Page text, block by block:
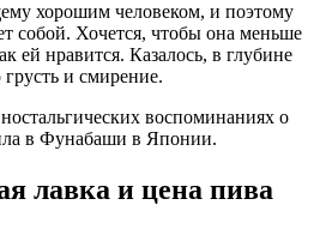
хорошим человеком, и поэтому
собой. Хочется, чтобы она меньше
ей нравится. Казалось, в глубине
грусть и смирение.
воспоминаниях о
в Фунабаши в Японии.
лавка и цена пива